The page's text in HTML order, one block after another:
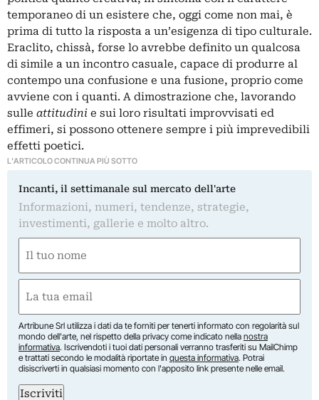
temporaneo di un esistere che, oggi come non mai, è
prima di tutto la risposta a un’esigenza di tipo culturale.
Eraclito, chissà, forse lo avrebbe definito un qualcosa
di simile a un incontro casuale, capace di produrre al
contempo una confusione e una fusione, proprio come
avviene con i quanti. A dimostrazione che, lavorando
sulle attitudini e sui loro risultati improvvisati ed
effimeri, si possono ottenere sempre i più imprevedibili
effetti poetici.
L'ARTICOLO CONTINUA PIÙ SOTTO
Incanti, il settimanale sul mercato dell'arte
Informazioni, numeri, tendenze, strategie,
investimenti, gallerie e molto altro.
(Required)
First
(Required)
Artribune Srl utilizza i dati da te forniti per tenerti informato con regolarità sul
mondo dell'arte, nel rispetto della privacy come indicato nella nostra
informativa. Iscrivendoti i tuoi dati personali verranno trasferiti su MailChimp
e trattati secondo le modalità riportate in questa informativa. Potrai
disiscriverti in qualsiasi momento con l'apposito link presente nelle email.
Iscriviti